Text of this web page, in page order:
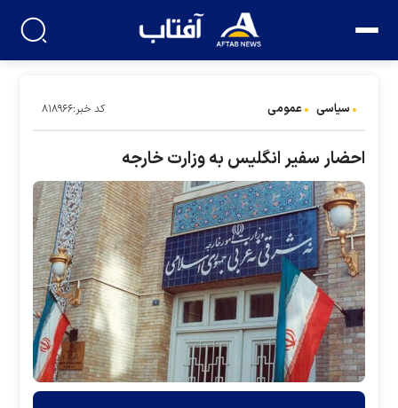
سیاسی عمومی کد خبر:۸۱۸۹۶۶
احضار سفیر انگلیس به وزارت خارجه